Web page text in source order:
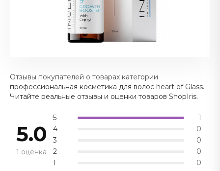
Отзывы покупателей о товарах категории
профессиональная косметика для волос heart of Glass.
Читайте реальные отзывы и оценки товаров ShopIris.
5.0
1 оценка
5
1
4
0
3
0
2
0
1
0